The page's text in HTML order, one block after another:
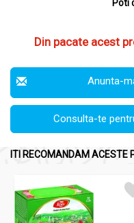
Poti
Din pacate acest
Anunta-
Consulta-te
ITI RECOMANDAM ACESTE